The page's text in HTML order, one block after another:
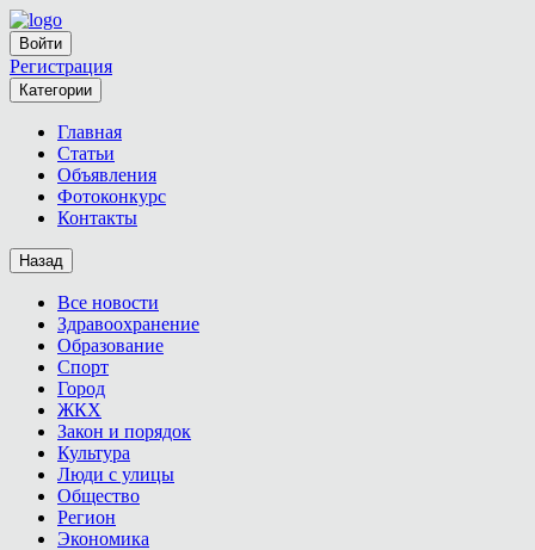
Войти
Регистрация
Категории
Главная
Статьи
Объявления
Фотоконкурс
Контакты
Назад
Все новости
Здравоохранение
Образование
Спорт
Город
ЖКХ
Закон и порядок
Культура
Люди с улицы
Общество
Регион
Экономика